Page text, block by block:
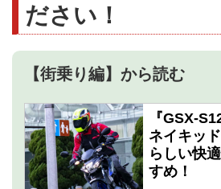
ださい！
【街乗り編】から読む
『GSX-
ネイキッ
らしい快
すめ！